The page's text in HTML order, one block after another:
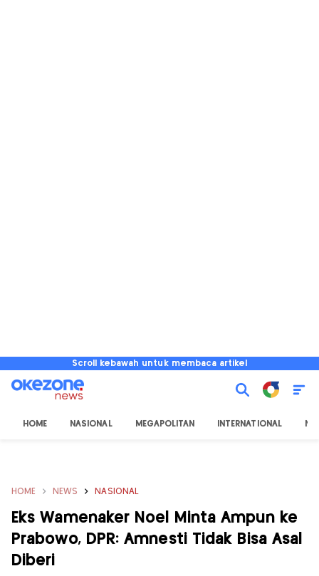
Scroll kebawah untuk membaca artikel
HOME NASIONAL MEGAPOLITAN INTERNATIONAL
HOME NEWS NASIONAL
Eks Wamenaker Noel Minta Ampun ke
Prabowo, DPR: Amnesti Tidak Bisa Asal
Diberi